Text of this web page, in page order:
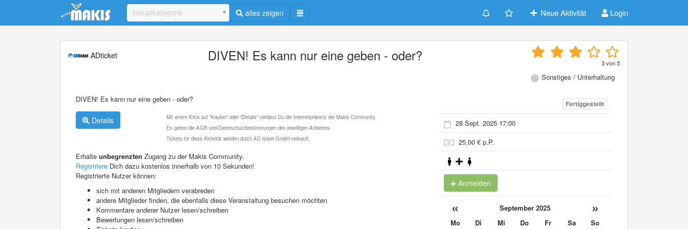
Update cookies preferences
Hauptkategorie alles zeigen Neue Aktivität Login
ADticket DIVEN! Es kann nur eine geben - oder? 3von5
Sonstiges / Unterhaltung
DIVEN! Es kann nur eine geben - oder?
Details
Mit einem Klick auf "Kaufen" oder "Details" verlässt Du die Internetpräsenz der Makis Community.
Es gelten die AGB und Datenschutzbestimmungen des jeweiligen Anbieters.
Tickets für diese Aktivität werden durch AD ticket GmbH verkauft.
Erhalte unbegrenzten Zugang zu der Makis Community.
Registriere Dich dazu kostenlos innerhalb von 10 Sekunden!
Registrierte Nutzer können:
sich mit anderen Mitgliedern verabreden
andere Mitglieder finden, die ebenfalls diese Veranstaltung besuchen möchten
Kommentare anderer Nutzer lesen/schreiben
Bewertungen lesen/schreiben
Fertiggestellt
28 Sept. 2025 17:00
25,00 € p.P.
Anmelden
« September 2025 »
Mo Di Mi Do Fr Sa
So